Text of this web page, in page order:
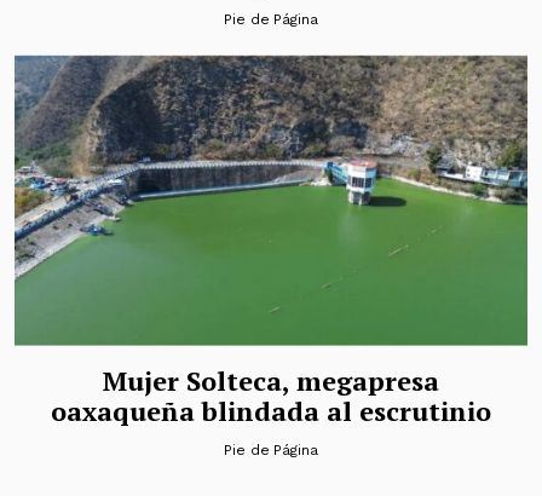
Pie de Página
Mujer Solteca, megapresa
oaxaqueña blindada al escrutinio
Pie de Página